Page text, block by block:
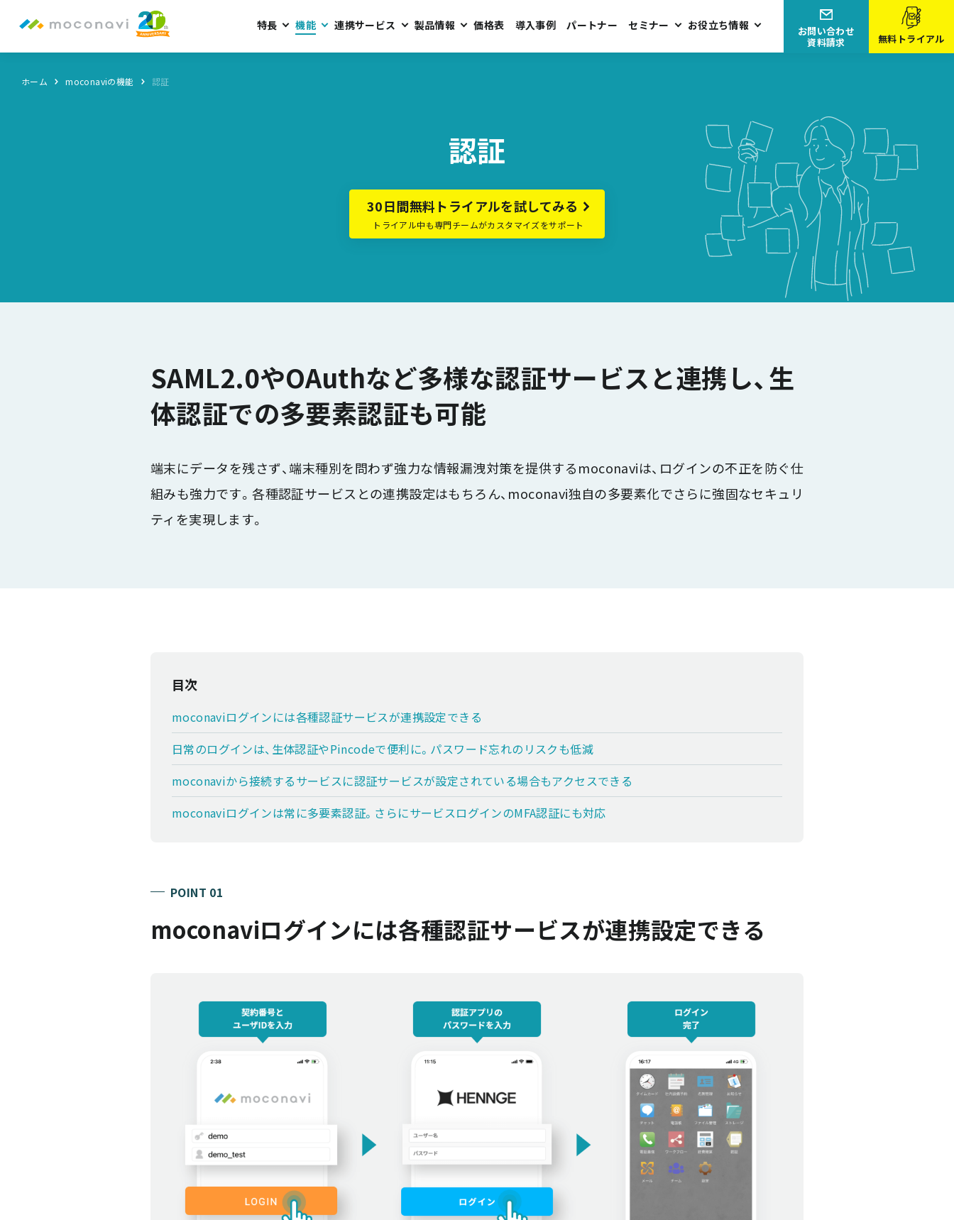
特長 機能 連携サービス 製品情報 価格表 導入事例 パートナー セミナー お役立ち情報
無料トライアル
お問い合わせ
資料請求
ホーム moconaviの機能 認証
認証
30日間無料トライアルを試してみる
トライアル中も専門チームがカスタマイズをサポート
SAML2.0やOAuthなど多様な認証サービスと連携し、生
体認証での多要素認証も可能
端末にデータを残さず、端末種別を問わず強力な情報漏洩対策を提供するmoconaviは、ログインの不正を防ぐ仕
組みも強力です。各種認証サービスとの連携設定はもちろん、moconavi独自の多要素化でさらに強固なセキュリ
ティを実現します。
目次
moconaviログインには各種認証サービスが連携設定できる
日常のログインは、生体認証やPincodeで便利に。パスワード忘れのリスクも低減
moconaviから接続するサービスに認証サービスが設定されている場合もアクセスできる
moconaviログインは常に多要素認証。さらにサービスログインのMFA認証にも対応
POINT 01
moconaviログインには各種認証サービスが連携設定できる